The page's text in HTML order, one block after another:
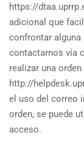
https://
adicional que
confrontar
contactarnos vía
realizar una
http://
el uso del correo
orden, se puede
acceso.